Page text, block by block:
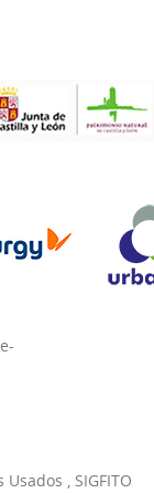
Usados
SIGFITO